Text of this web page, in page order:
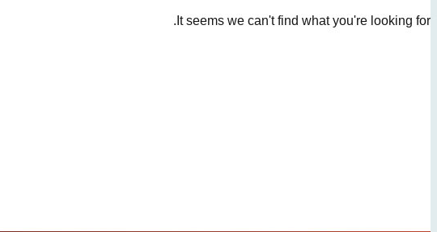
It seems we can't find what you're looking for.